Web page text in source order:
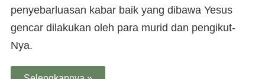
penyebarluasan kabar baik yang dibawa Yesus
gencar dilakukan oleh para murid dan pengikut-
Nya.